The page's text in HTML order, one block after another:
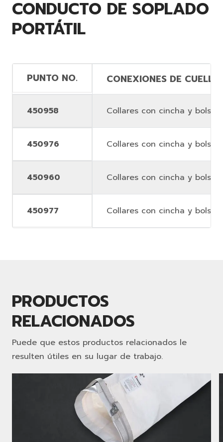
CONDUCTO DE SOPLADO
PORTÁTIL
PUNTO NO. CONEXIONES DE CUELLO
450958 Collares con cincha y bolsa
450976 Collares con cincha y bolsa
450960 Collares con cincha y bolsa
450977 Collares con cincha y bolsa
PRODUCTOS
RELACIONADOS
Puede que estos productos relacionados le
resulten útiles en su lugar de trabajo.